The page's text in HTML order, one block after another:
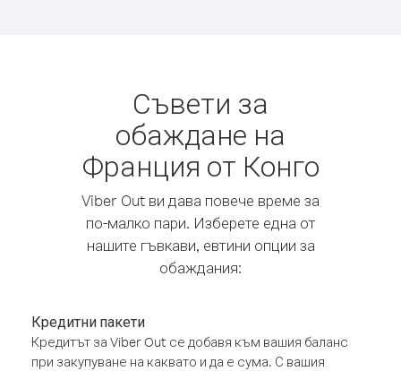
Съвети за
обаждане на
Франция от Конго
Viber Out ви дава повече време за
по-малко пари. Изберете една от
нашите гъвкави, евтини опции за
обаждания:
Кредитни пакети
Кредитът за Viber Out се добавя към вашия баланс
при закупуване на каквато и да е сума. С вашия